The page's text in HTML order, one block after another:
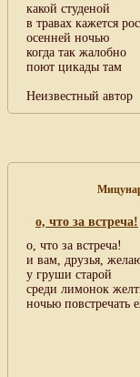
какой студеной
в травах кажется
осенней ночью
когда так жалобно
поют цикады там
Неизвестный автор
о, что за встреча!
о, что за встреча!
и вам, друзья,
у груши старой
среди лимонок
ночью повстречать